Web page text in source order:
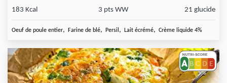
183 Kcal 3 pts WW 21 glucide
Oeuf de poule entier, Farine de blé, Persil , Lait écrémé, Crème liquide 4%